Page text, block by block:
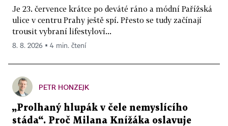
Je 23. července krátce po deváté ráno a módní Pařížská
ulice v centru Prahy ještě spí. Přesto se tudy začínají
trousit vybraní lifestyloví...
8. 8. 2026 ▪ 4 min. čtení
PETR HONZEJK
„Prolhaný hlupák v čele nemyslícího
stáda“. Proč Milana Knížáka oslavuje